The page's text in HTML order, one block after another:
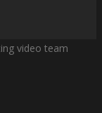
video team